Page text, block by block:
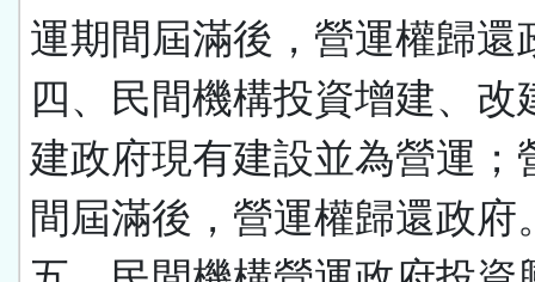
運期間屆滿後，營運權歸還
四、民間機構投資增建、改
建政府現有建設並為營運；
間屆滿後，營運權歸還政府